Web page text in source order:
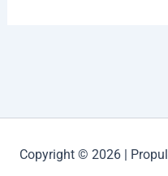
Copyright © 2026 |